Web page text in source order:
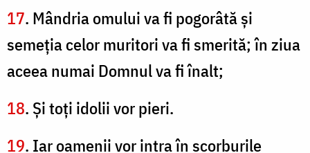
17. Mândria omului va fi pogorâtă şi
semeţia celor muritori va fi smerită; în ziua
aceea numai Domnul va fi înalt;
18. Şi toţi idolii vor pieri.
19. Iar oamenii vor intra în scorburile